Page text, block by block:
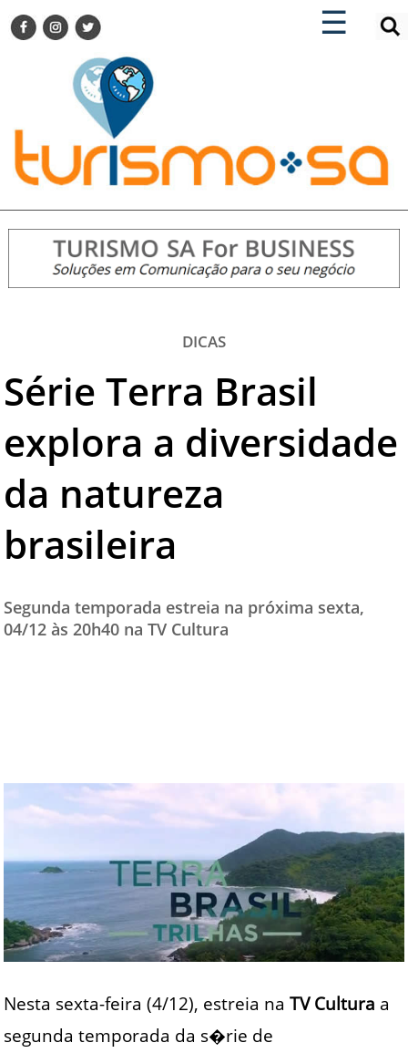
☰
×
TURISMO SA FOR BUSINESS
DESTINOS NACIONAIS
DESTINOS INTERNACIONAIS
CITY BREAK
TURISMO E MERCADO
EVENTOS
HOTELARIA
DICAS
VITRINE
TURISMO SA TV
TESTADO E APROVADO
PARCEIROS
QUEM SOMOS - EQUIPE
CONTATO
×
ENCONTRE SUA NOTÍCIA
DICAS
Série Terra Brasil
explora a diversidade
da natureza
brasileira
Segunda temporada estreia na próxima sexta,
04/12 às 20h40 na TV Cultura
Nesta sexta-feira (4/12), estreia naTV Cultura a
segunda temporada da s�rie de